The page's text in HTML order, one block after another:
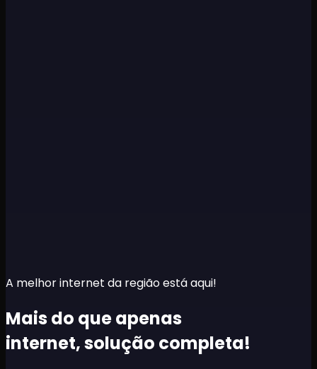
A melhor internet da região está aqui!
Mais do que apenas
internet,solução completa!